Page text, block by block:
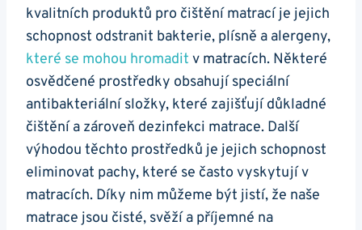
kvalitních produktů pro čištění matrací je jejich
schopnost odstranit bakterie, plísně a alergeny,
které se mohou hromadit v matracích. Některé
osvědčené prostředky obsahují speciální
antibakteriální složky, které zajišťují důkladné
čištění a zároveň dezinfekci matrace. Další
výhodou těchto prostředků je jejich schopnost
eliminovat pachy, které se často vyskytují v
matracích. Díky nim můžeme být jistí, že naše
matrace jsou čisté, svěží a příjemné na